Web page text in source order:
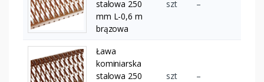
stalowa 250
mm L-0,6 m
brązowa
szt –
Ława
kominiarska
stalowa 250
szt –